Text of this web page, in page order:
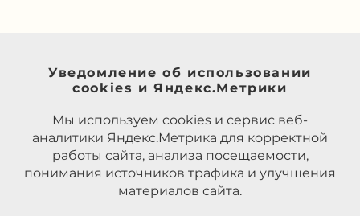
Уведомление об использовании
cookies и Яндекс.Метрики
Мы используем cookies и сервис веб-
аналитики Яндекс.Метрика для корректной
работы сайта, анализа посещаемости,
понимания источников трафика и улучшения
материалов сайта.